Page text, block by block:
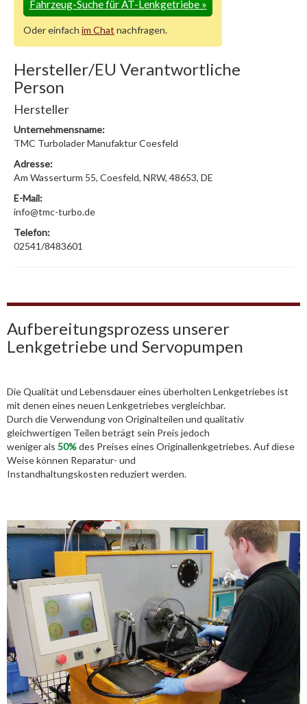
Fahrzeug-Suche für AT-Lenkgetriebe»
Oder einfach im Chat nachfragen.
Hersteller/EU Verantwortliche
Person
Hersteller
Unternehmensname:
TMC Turbolader Manufaktur Coesfeld
Adresse:
Am Wasserturm 55, Coesfeld, NRW, 48653, DE
E-Mail:
info@tmc-turbo.de
Telefon:
02541/8483601
Aufbereitungsprozess unserer
Lenkgetriebe und Servopumpen
Die Qualität und Lebensdauer eines überholten Lenkgetriebes ist
mit denen eines neuen Lenkgetriebes vergleichbar.
Durch die Verwendung von Originalteilen und qualitativ
gleichwertigen Teilen beträgt sein Preis jedoch
weniger als 50%des Preises eines Originallenkgetriebes. Auf diese
Weise können Reparatur- und
Instandhaltungskosten reduziert werden.